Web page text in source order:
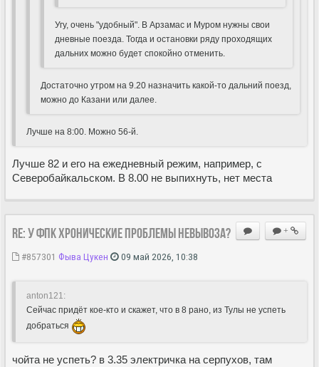
Угу, очень "удобный". В Арзамас и Муром нужны свои
дневные поезда. Тогда и остановки ряду проходящих
дальних можно будет спокойно отменить.
Достаточно утром на 9.20 назначить какой-то дальний поезд,
можно до Казани или далее.
Лучше на 8:00. Можно 56-й.
Лучше 82 и его на ежедневный режим, например, с
Северобайкальском. В 8.00 не выпихнуть, нет места
+
Re: У ФПК хронические проблемы невывоза?
#857301 Фыва Цукен 09 май 2026, 10:38
anton121:
Сейчас придёт кое-кто и скажет, что в 8 рано, из Тулы не успеть
добраться
чойта не успеть? в 3.35 электричка на серпухов, там